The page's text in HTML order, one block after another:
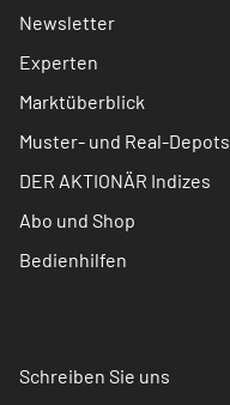
Newsletter
Experten
Marktüberblick
Muster- und Real-Depots
DER AKTIONÄR Indizes
Abo und Shop
Bedienhilfen
Schreiben Sie uns